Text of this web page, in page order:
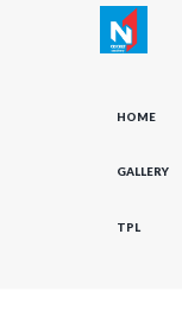
HOME
GALLERY
TPL